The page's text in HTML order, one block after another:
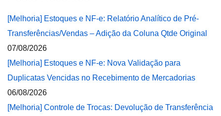
[Melhoria] Estoques e NF-e: Relatório Analítico de Pré-
Transferências/Vendas – Adição da Coluna Qtde Original
07/08/2026
[Melhoria] Estoques e NF-e: Nova Validação para
Duplicatas Vencidas no Recebimento de Mercadorias
06/08/2026
[Melhoria] Controle de Trocas: Devolução de Transferência